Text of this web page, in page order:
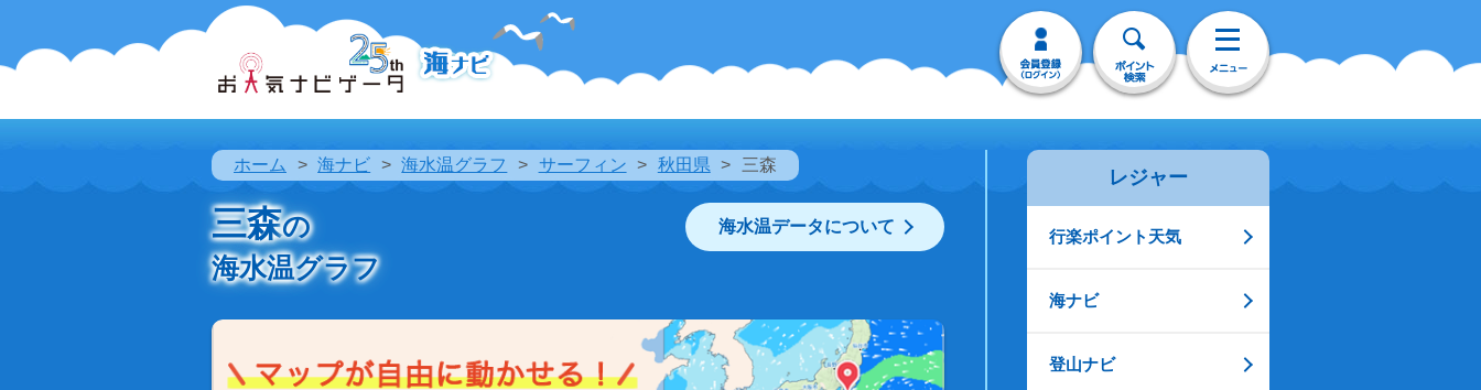
ホーム 海ナビ 海水温グラフ サーフィン 秋田県 三森
三森の
海水温グラフ
海水温データについて
レジャー
行楽ポイント天気
海ナビ
登山ナビ